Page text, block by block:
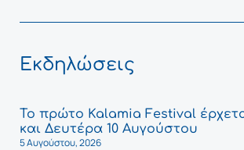
Εκδηλώσεις
Το πρώτο Kalamia Festival
και Δευτέρα 10 Αυγούστου
5 Αυγούστου, 2026